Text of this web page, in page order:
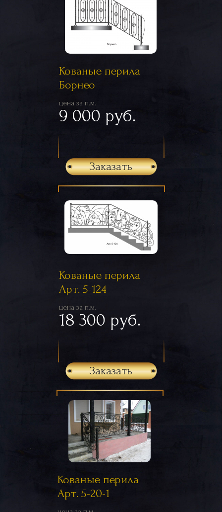
Кованые перила
Борнео
цена за п.м.
9 000 руб.
Заказать
Кованые перила
Арт. 5-124
цена за п.м.
18 300 руб.
Заказать
Кованые перила
Арт. 5-20-1